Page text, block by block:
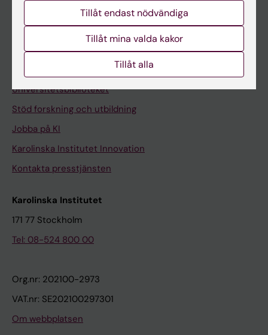
Medarbetarportalen
Universitetsbiblioteket
Stöd forskning och utbildning
Jobba på KI
Karolinska Institutet Innovation
Kontakta presstjänsten
Karolinska Institutet
171 77 Stockholm
Tel: 08-524 800 00
Org.nr: 202100-2973
VAT.nr: SE202100297301
Om webbplatsen
Tillåt endast nödvändiga
Tillåt mina valda kakor
Tillåt alla